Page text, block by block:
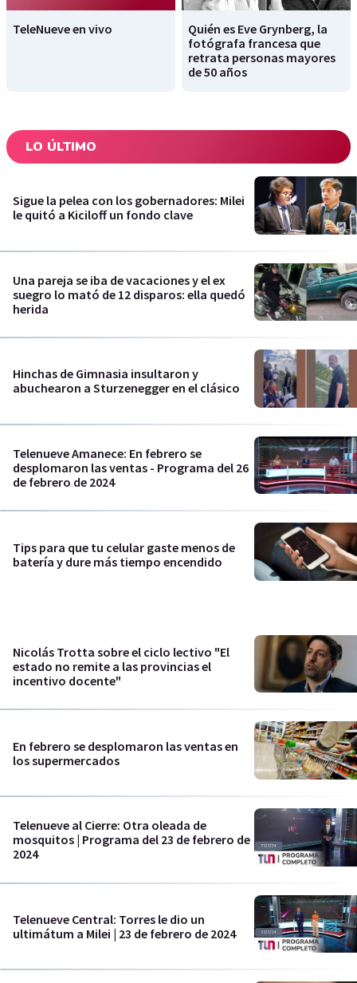
TeleNueve en vivo
Quién es Eve Grynberg, la
fotógrafa francesa que
retrata personas mayores
de 50 años
LO ÚLTIMO
Sigue la pelea con los gobernadores: Milei
le quitó a Kiciloff un fondo clave
Una pareja se iba de vacaciones y el ex
suegro lo mató de 12 disparos: ella quedó
herida
Hinchas de Gimnasia insultaron y
abuchearon a Sturzenegger en el clásico
Telenueve Amanece: En febrero se
desplomaron las ventas - Programa del 26
de febrero de 2024
Tips para que tu celular gaste menos de
batería y dure más tiempo encendido
Nicolás Trotta sobre el ciclo lectivo "El
estado no remite a las provincias el
incentivo docente"
En febrero se desplomaron las ventas en
los supermercados
Telenueve al Cierre: Otra oleada de
mosquitos | Programa del 23 de febrero de
2024
Telenueve Central: Torres le dio un
ultimátum a Milei | 23 de febrero de 2024